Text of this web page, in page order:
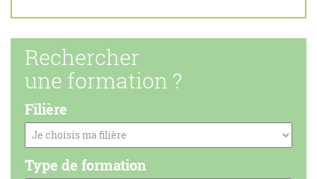
Rechercher
une formation ?
Filière
Type de formation